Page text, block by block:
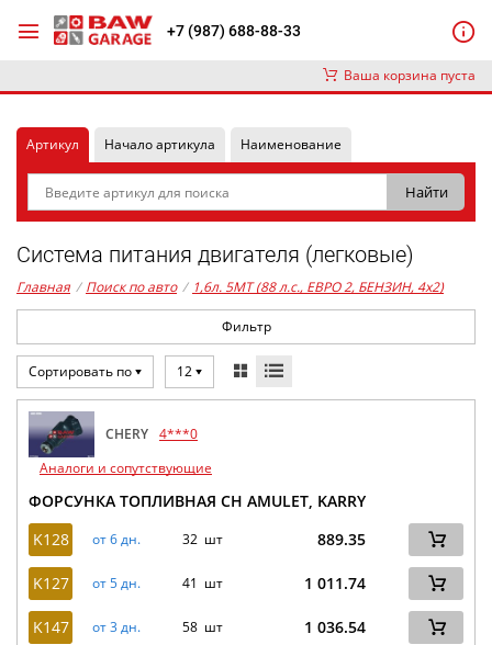
+7 (987) 688-88-33
Ваша корзина пуста
Артикул Начало артикула Наименование
Система питания двигателя (легковые)
Главная / Поиск по авто / 1,6л. 5MT (88 л.с., ЕВРО 2, БЕНЗИН, 4x2)
Фильтр
Сортировать по 12
CHERY 4***0
Аналоги и сопутствующие
ФОРСУНКА ТОПЛИВНАЯ CH AMULET, KARRY
K128
от 6 дн. 32 шт 889.35
K127 от 5 дн. 41 шт 1 011.74
K147 от 3 дн. 58 шт 1 036.54